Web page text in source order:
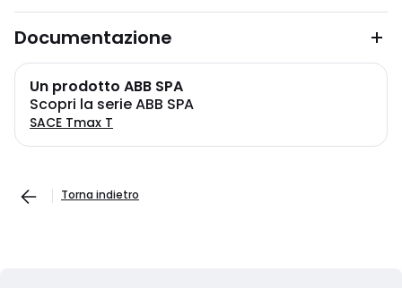
Documentazione
Un prodotto ABB SPA
Scopri la serie ABB SPA
SACE Tmax T
Torna indietro